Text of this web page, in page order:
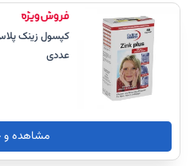
عددی
مشاهده و